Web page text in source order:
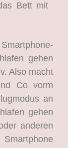
Bett mit
gehen
Also macht
Co vorm
an
gehen
anderen